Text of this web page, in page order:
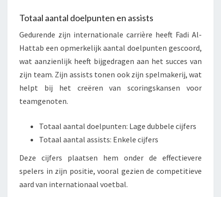
Totaal aantal doelpunten en assists
Gedurende zijn internationale carrière heeft Fadi Al-
Hattab een opmerkelijk aantal doelpunten gescoord,
wat aanzienlijk heeft bijgedragen aan het succes van
zijn team. Zijn assists tonen ook zijn spelmakerij, wat
helpt bij het creëren van scoringskansen voor
teamgenoten.
Totaal aantal doelpunten: Lage dubbele cijfers
Totaal aantal assists: Enkele cijfers
Deze cijfers plaatsen hem onder de effectievere
spelers in zijn positie, vooral gezien de competitieve
aard van internationaal voetbal.